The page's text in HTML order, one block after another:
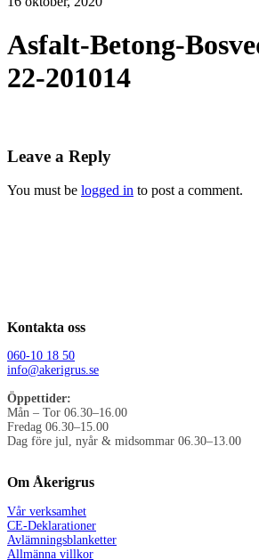
Asfalt-Betong-
22-201014
Leave a Reply
You must be logged in to post a comment.
Kontakta oss
060-10 18 50
info@akerigrus.se
Öppettider:
Mån – Tor 06.30–16.00
Fredag 06.30–15.00
Dag före jul, nyår & midsommar 06.30–13.00
Om Åkerigrus
Vår verksamhet
CE-Deklarationer
Avlämningsblanketter
Allmänna villkor